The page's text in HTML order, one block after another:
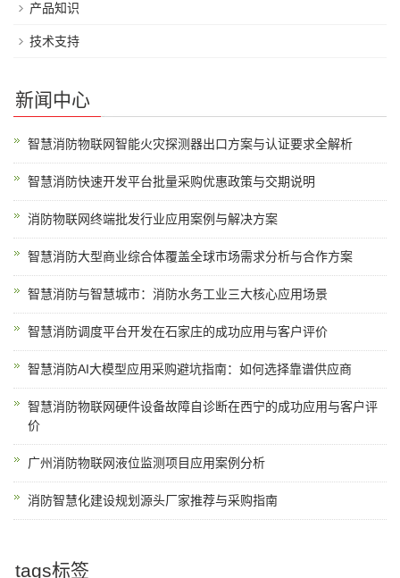
产品知识
技术支持
新闻中心
智慧消防物联网智能火灾探测器出口方案与认证要求全解析
智慧消防快速开发平台批量采购优惠政策与交期说明
消防物联网终端批发行业应用案例与解决方案
智慧消防大型商业综合体覆盖全球市场需求分析与合作方案
智慧消防与智慧城市：消防水务工业三大核心应用场景
智慧消防调度平台开发在石家庄的成功应用与客户评价
智慧消防AI大模型应用采购避坑指南：如何选择靠谱供应商
智慧消防物联网硬件设备故障自诊断在西宁的成功应用与客户评
价
广州消防物联网液位监测项目应用案例分析
消防智慧化建设规划源头厂家推荐与采购指南
tags标签